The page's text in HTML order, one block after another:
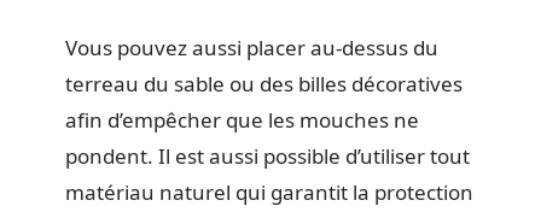
Vous pouvez aussi placer au-dessus du
terreau du sable ou des billes décoratives
afin d’empêcher que les mouches ne
pondent. Il est aussi possible d’utiliser tout
matériau naturel qui garantit la protection